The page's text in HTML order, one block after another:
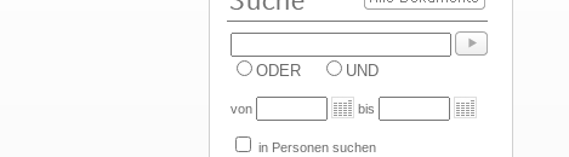
ODER UND
von bis
in Personen suchen